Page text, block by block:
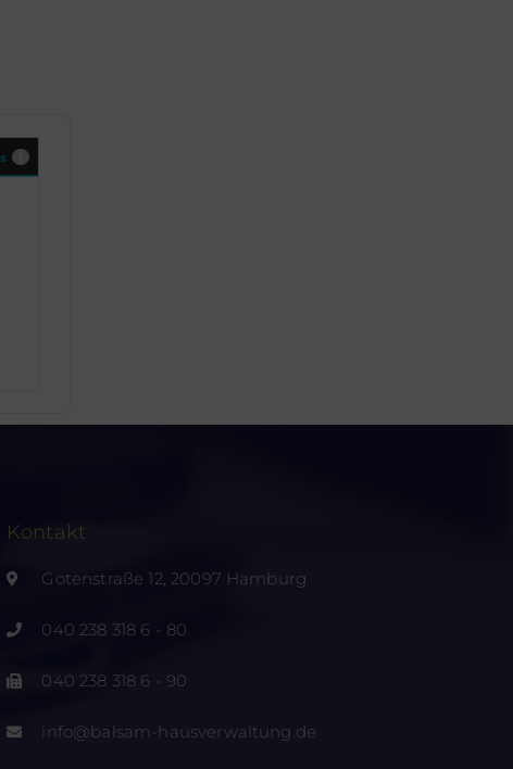
Kontakt
Gotenstraße 12, 20097 Hamburg
040 238 318 6 - 80
040 238 318 6 - 90
info@balsam-hausverwaltung.de